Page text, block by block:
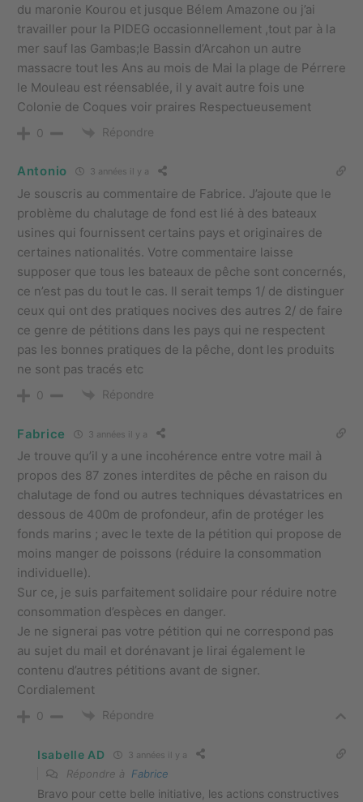
du maronie Kourou et jusque Bélem Amazone ou j’ai
travailler pour la PIDEG occasionnellement ,tout par à la
mer sauf las Gambas;le Bassin d’Arcahon un autre
massacre tout les Ans au mois de Mai la plage de Pérrere
le Mouleau est réensablée, il y avait autre fois une
Colonie de Coques voir praires Respectueusement
0 Répondre
Antonio 3 années il y a
Je souscris au commentaire de Fabrice. J’ajoute que le
problème du chalutage de fond est lié à des bateaux
usines qui fournissent certains pays et originaires de
certaines nationalités. Votre commentaire laisse
supposer que tous les bateaux de pêche sont concernés,
ce n’est pas du tout le cas. Il serait temps 1/ de distinguer
ceux qui ont des pratiques nocives des autres 2/ de faire
ce genre de pétitions dans les pays qui ne respectent
pas les bonnes pratiques de la pêche, dont les produits
ne sont pas tracés etc
0 Répondre
Fabrice 3 années il y a
Je trouve qu’il y a une incohérence entre votre mail à
propos des 87 zones interdites de pêche en raison du
chalutage de fond ou autres techniques dévastatrices en
dessous de 400m de profondeur, afin de protéger les
fonds marins ; avec le texte de la pétition qui propose de
moins manger de poissons (réduire la consommation
individuelle).
Sur ce, je suis parfaitement solidaire pour réduire notre
consommation d’espèces en danger.
Je ne signerai pas votre pétition qui ne correspond pas
au sujet du mail et dorénavant je lirai également le
contenu d’autres pétitions avant de signer.
Cordialement
0 Répondre
Isabelle AD 3 années il y a
Répondre à Fabrice
Bravo pour cette belle initiative, les actions constructives